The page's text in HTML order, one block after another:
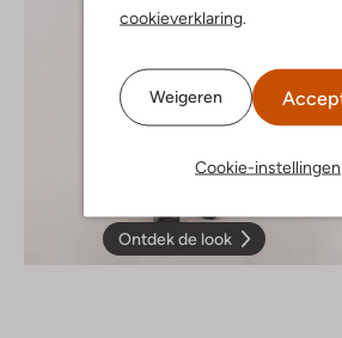
cookieverklaring
Weigeren
Cookie-instellingen
Ontdek de look